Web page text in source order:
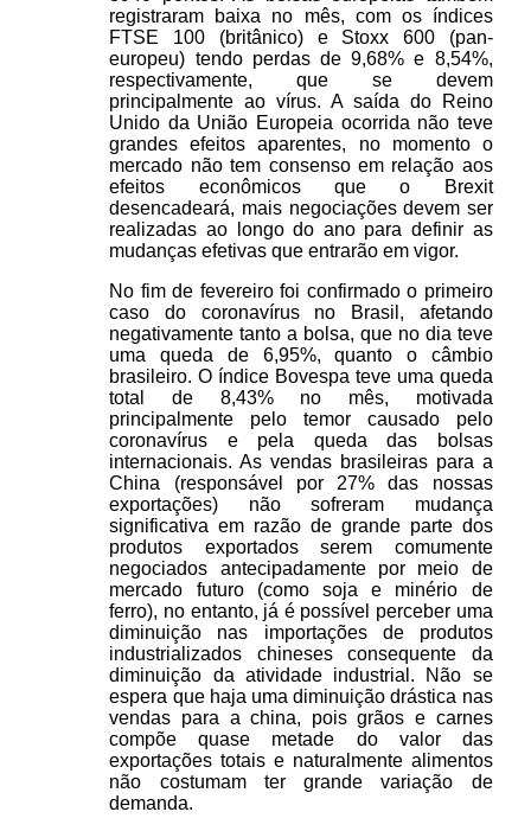
registraram baixa no mês, com os índices
FTSE 100 (britânico) e Stoxx 600 (pan-
europeu) tendo perdas de 9,68% e 8,54%,
respectivamente, que se devem
principalmente ao vírus. A saída do Reino
Unido da União Europeia ocorrida não teve
grandes efeitos aparentes, no momento o
mercado não tem consenso em relação aos
efeitos econômicos que o Brexit
desencadeará, mais negociações devem ser
realizadas ao longo do ano para definir as
mudanças efetivas que entrarão em vigor.
No fim de fevereiro foi confirmado o primeiro
caso do coronavírus no Brasil, afetando
negativamente tanto a bolsa, que no dia teve
uma queda de 6,95%, quanto o câmbio
brasileiro. O índice Bovespa teve uma queda
total de 8,43% no mês, motivada
principalmente pelo temor causado pelo
coronavírus e pela queda das bolsas
internacionais. As vendas brasileiras para a
China (responsável por 27% das nossas
exportações) não sofreram mudança
significativa em razão de grande parte dos
produtos exportados serem comumente
negociados antecipadamente por meio de
mercado futuro (como soja e minério de
ferro), no entanto, já é possível perceber uma
diminuição nas importações de produtos
industrializados chineses consequente da
diminuição da atividade industrial. Não se
espera que haja uma diminuição drástica nas
vendas para a china, pois grãos e carnes
compõe quase metade do valor das
exportações totais e naturalmente alimentos
não costumam ter grande variação de
demanda.